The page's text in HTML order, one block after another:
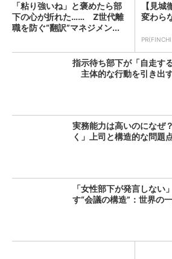
「粘り強いね」と褒めたら部
下の心が折れた…… Z世代離
職を防ぐ“翻訳”マネジメン...
【見
変わら
指示待ち部下が「自走す
主体的な行動を引き出
実務能力は高いのにな
く」上司と構造的な問題
「女性部下が発言しな
す“会議の構造”：世界の